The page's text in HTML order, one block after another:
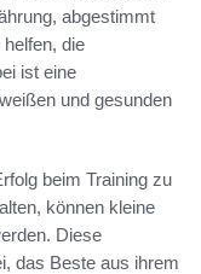
abgestimmt
die
ist eine
und gesunden
beim Training zu
können kleine
Diese
das Beste aus ihrem